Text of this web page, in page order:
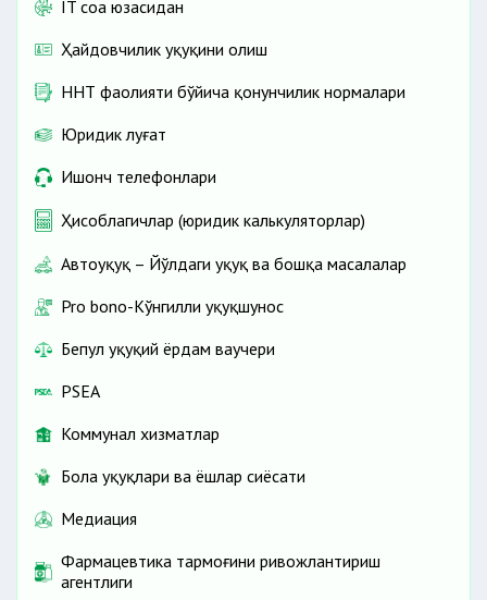
IT соҳа юзасидан
Ҳайдовчилик ҳуқуқини олиш
ННТ фаолияти бўйича қонунчилик нормалари
Юридик луғат
Ишонч телефонлари
Ҳисоблагичлар (юридик калькуляторлар)
Автоҳуқуқ – Йўлдаги ҳуқуқ ва бошқа масалалар
Pro bono-Кўнгилли ҳуқуқшунос
Бепул ҳуқуқий ёрдам ваучери
PSEA
Коммунал хизматлар
Бола ҳуқуқлари ва ёшлар сиёсати
Медиация
Фармацевтика тармоғини ривожлантириш
агентлиги